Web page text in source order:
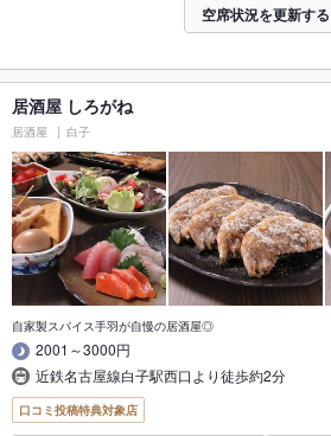
空席状況を更新する
居酒屋 しろがね
居酒屋 白子
自家製スパイス手羽が自慢の居酒屋◎
2001～3000円
近鉄名古屋線白子駅西口より徒歩約2分
口コミ投稿特典対象店